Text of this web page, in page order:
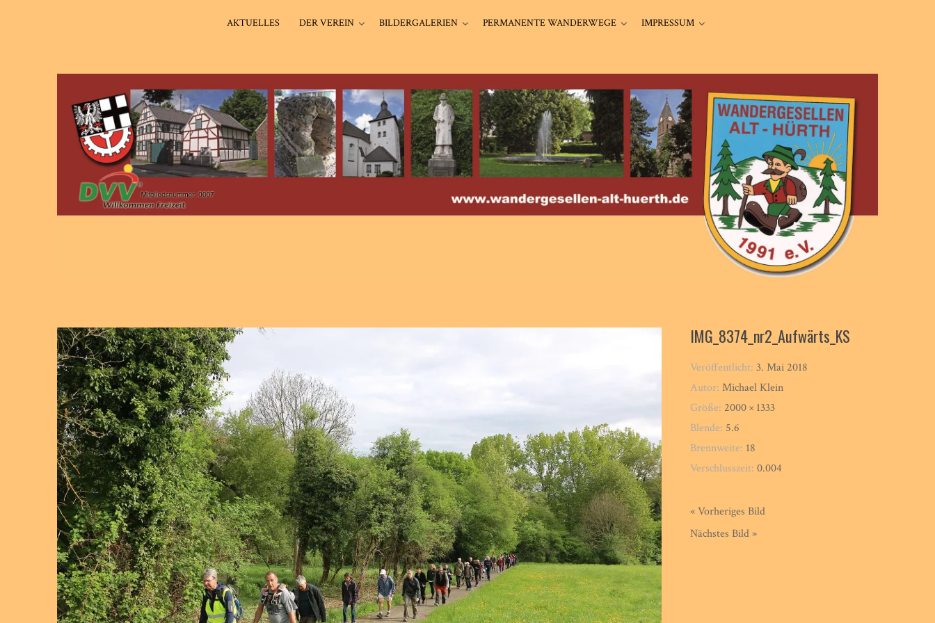
AKTUELLES DER VEREIN BILDERGALERIEN PERMANENTE WANDERWEGE IMPRESSUM
IMG_8374_nr2_Aufwärts_KS
Veröffentlicht:3. Mai 2018
Autor:Michael Klein
Größe: 2000 × 1333
Blende: 5.6
Brennweite: 18
Verschlusszeit:0.004
« Vorheriges Bild
Nächstes Bild »